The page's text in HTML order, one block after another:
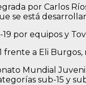
por Carlos
se está
por equipos y
a Eli
Mundial
sub-15 y